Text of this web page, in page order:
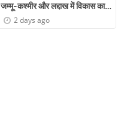
जम्मू-कश्मीर और लद्दाख में विकास का
नया युग शुरू
2 days ago